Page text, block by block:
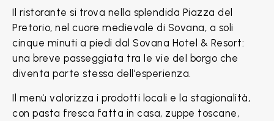
Il ristorante si trova nella splendida Piazza del
Pretorio, nel cuore medievale di Sovana, a soli
cinque minuti a piedi dal Sovana Hotel & Resort:
una breve passeggiata tra le vie del borgo che
diventa parte stessa dell’esperienza.
Il menù valorizza i prodotti locali e la stagionalità,
con pasta fresca fatta in casa, zuppe toscane,